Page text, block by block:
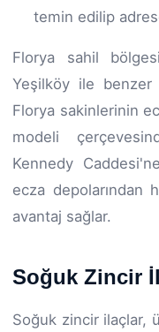
temin edilip
Florya sahil
Yeşilköy ile benzer
Florya sakinlerinin
modeli
Kennedy
ecza depolarından
avantaj sağlar.
Soğuk Zincir
Soğuk zincir ilaçlar,